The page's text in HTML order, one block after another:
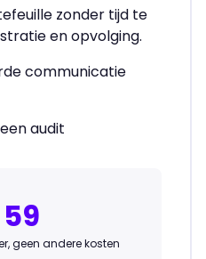
zonder tijd te
en opvolging.
communicatie
audit
geen andere kosten